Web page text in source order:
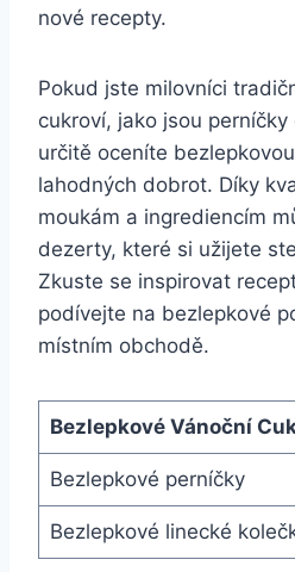
nové recepty.
Pokud jste milovníci
cukroví, jako jsou
určitě oceníte
lahodných dobrot. Díky
moukám a ingrediencím
dezerty, které si užijete
Zkuste se inspirovat
podívejte na bezlepkové
místním obchodě.
Bezlepkové Vánoční
Bezlepkové perníčky
Bezlepkové linecké